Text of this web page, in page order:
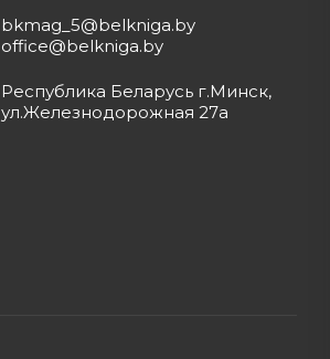
bkmag_5@belkniga.by
office@belkniga.by
Республика Беларусь г.Минск,
ул.Железнодорожная 27а